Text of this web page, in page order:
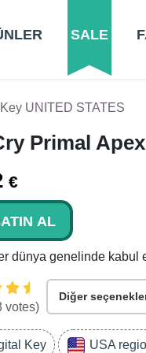
SALE
UNITED STATES
Primal
€
AL
dünya genelinde kabul
votes)
Diğer
Key USA